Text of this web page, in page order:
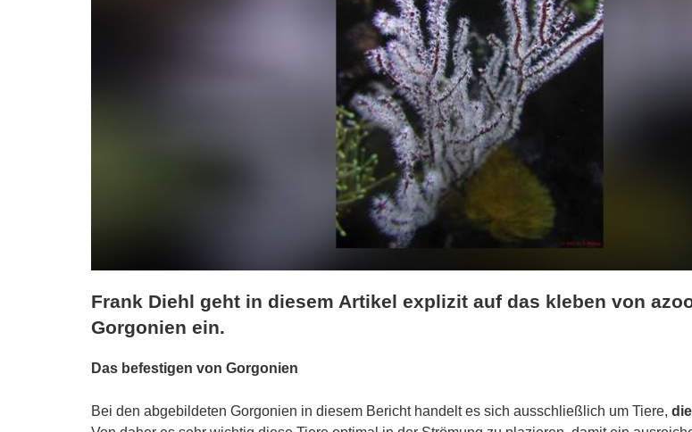
Frank Diehl geht in diesem Artikel explizit auf das kleben von
Gorgonien ein.
Das befestigen von Gorgonien
Bei den abgebildeten Gorgonien in diesem Bericht handelt es sich ausschließlich um Tiere,